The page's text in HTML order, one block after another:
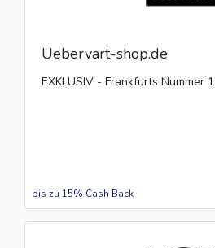
Uebervart-shop.de
EXKLUSIV - Frankfurts Nummer
bis zu 15% Cash Back